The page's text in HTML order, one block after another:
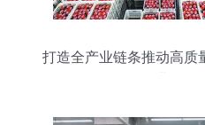
打造全产业链条推动高